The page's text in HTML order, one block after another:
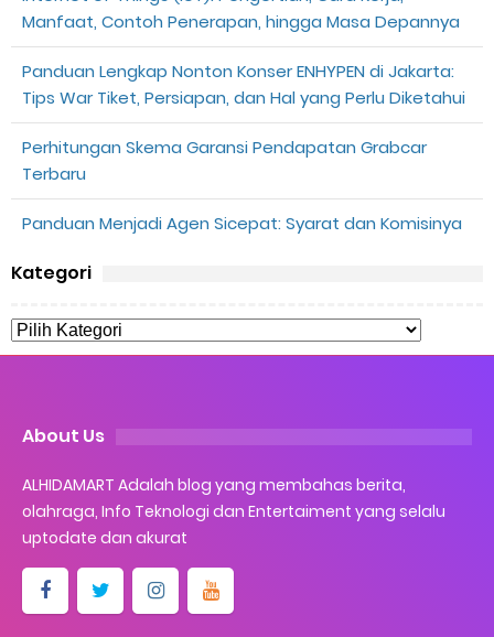
Batas Saldo Untuk Akun Gopay Biasa dan Upgrade
Cara Mudah Melihat QR dan Barcode Shopeepay
Enroute Drop: Arti dan Penjelasan Resi Gosend
Cara Mengatasi Aplikasi Gojek Mengalami Gangguan
Manfaat, Contoh Penerapan, hingga Masa Depannya
Panduan Lengkap Nonton Konser ENHYPEN di Jakarta:
Tips War Tiket, Persiapan, dan Hal yang Perlu Diketahui
Perhitungan Skema Garansi Pendapatan Grabcar
Terbaru
Panduan Menjadi Agen Sicepat: Syarat dan Komisinya
Kategori
About Us
ALHIDAMART Adalah blog yang membahas berita,
olahraga, Info Teknologi dan Entertaiment yang selalu
uptodate dan akurat